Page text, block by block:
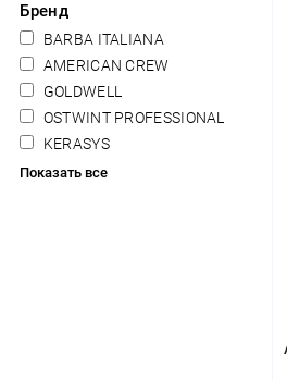
Бренд
BARBA ITALIANA
AMERICAN CREW
GOLDWELL
OSTWINT PROFESSIONAL
KERASYS
Показать все